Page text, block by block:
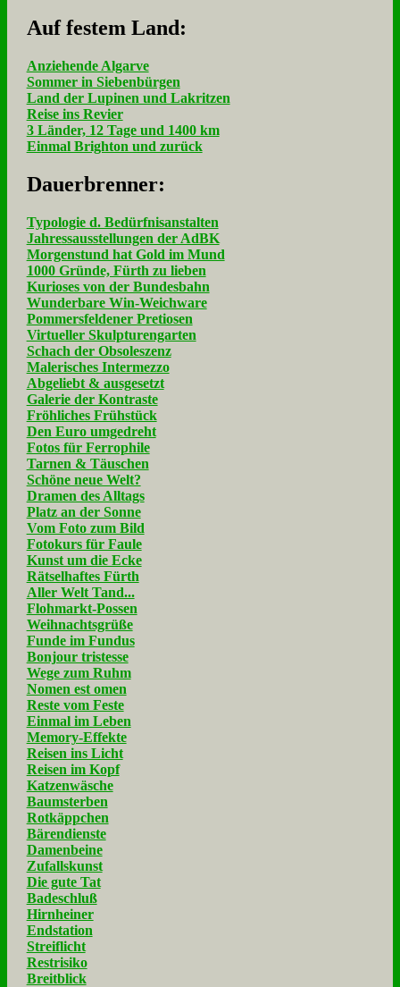
Auf fe­stem Land:
Anziehende Algarve
Sommer in Siebenbürgen
Land der Lupinen und Lakritzen
Reise ins Revier
3 Länder, 12 Tage und 1400 km
Einmal Brighton und zurück
Dau­er­bren­ner:
Typologie d. Bedürfnisanstalten
Jahressausstellungen der AdBK
Morgenstund hat Gold im Mund
1000 Gründe, Fürth zu lieben
Kurioses von der Bundesbahn
Wunderbare Win-Weichware
Pommersfeldener Pretiosen
Virtueller Skulpturengarten
Schach der Obsoleszenz
Malerisches Intermezzo
Abgeliebt & ausgesetzt
Galerie der Kontraste
Fröhliches Frühstück
Den Euro umgedreht
Fotos für Ferrophile
Tarnen & Täuschen
Schöne neue Welt?
Dramen des Alltags
Platz an der Sonne
Vom Foto zum Bild
Fotokurs für Faule
Kunst um die Ecke
Rätselhaftes Fürth
Aller Welt Tand...
Flohmarkt-Possen
Weihnachtsgrüße
Funde im Fundus
Bonjour tristesse
Wege zum Ruhm
Nomen est omen
Reste vom Feste
Einmal im Leben
Memory-Effekte
Reisen ins Licht
Reisen im Kopf
Katzenwäsche
Baumsterben
Rotkäppchen
Bärendienste
Damenbeine
Zufallskunst
Die gute Tat
Badeschluß
Hirnheiner
Endstation
Streiflicht
Restrisiko
Breitblick